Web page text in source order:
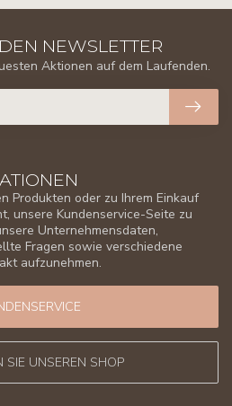
Produkten oder zu Ihrem Einkauf
unsere Kundenservice-Seite zu
Unternehmensdaten,
Fragen sowie verschiedene
aufzunehmen.
SIE UNSEREN SHOP
NEWSLETTER
Aktionen auf dem Laufenden.